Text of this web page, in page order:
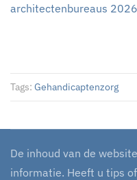
architectenbureaus
Tags: Gehandicaptenzorg
De inhoud van de
informatie. Heeft u tips